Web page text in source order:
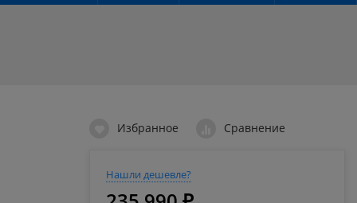
Избранное Сравнение
Нашли дешевле?